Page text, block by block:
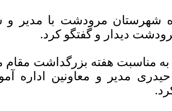
شهرستان مرودشت با مدیر و
دیدار و گفتگو کرد.
به مناسبت هفته بزرگداشت مقام
حیدری مدیر و معاونین